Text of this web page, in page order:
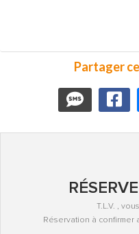
Partager
T.L.V. ,
Réservation à confirmer